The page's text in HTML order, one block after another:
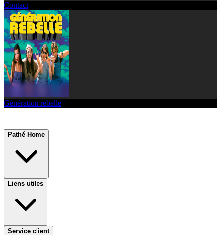
Contact
Génération rebelle
Pathé Home
Liens utiles
Service client